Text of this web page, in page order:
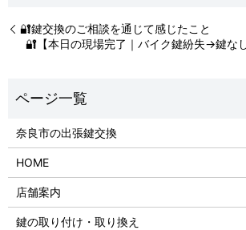
🔐鍵交換のご相談を通じて感じたこと
🔐【本日の現場完了｜バイク鍵紛失→鍵な
奈良市の出張鍵交換
HOME
店舗案内
鍵の取り付け・取り換え